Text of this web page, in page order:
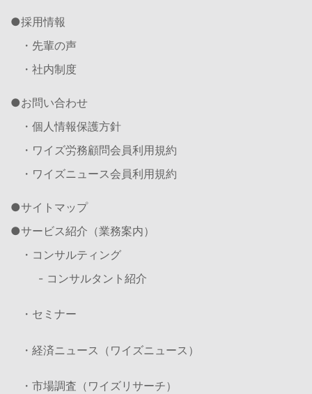
採用情報
・先輩の声
・社内制度
お問い合わせ
・個人情報保護方針
・ワイズ労務顧問会員利用規約
・ワイズニュース会員利用規約
サイトマップ
サービス紹介（業務案内）
・コンサルティング
- コンサルタント紹介
・セミナー
・経済ニュース（ワイズニュース）
・市場調査（ワイズリサーチ）